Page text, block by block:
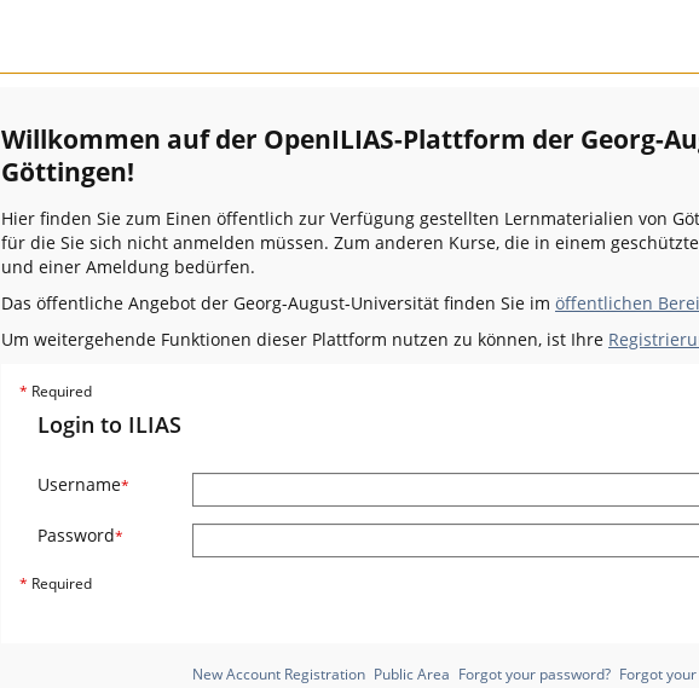
Willkommen auf der OpenILIAS-Plattform der Georg-
Göttingen!
Hier finden Sie zum Einen öffentlich zur Verfügung gestellten Lernmaterialien von
für die Sie sich nicht anmelden müssen. Zum anderen Kurse, die in einem
und einer Ameldung bedürfen.
Das öffentliche Angebot der Georg-August-Universität finden Sie im öffentlichen
Um weitergehende Funktionen dieser Plattform nutzen zu können, ist Ihre
* Required
Login to ILIAS
Username*
Password*
* Required
New Account Registration Public Area Forgot your password? Forgot